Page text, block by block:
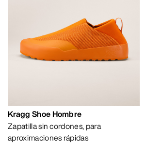
Kragg Shoe Hombre
Zapatilla sin cordones, para
aproximaciones rápidas